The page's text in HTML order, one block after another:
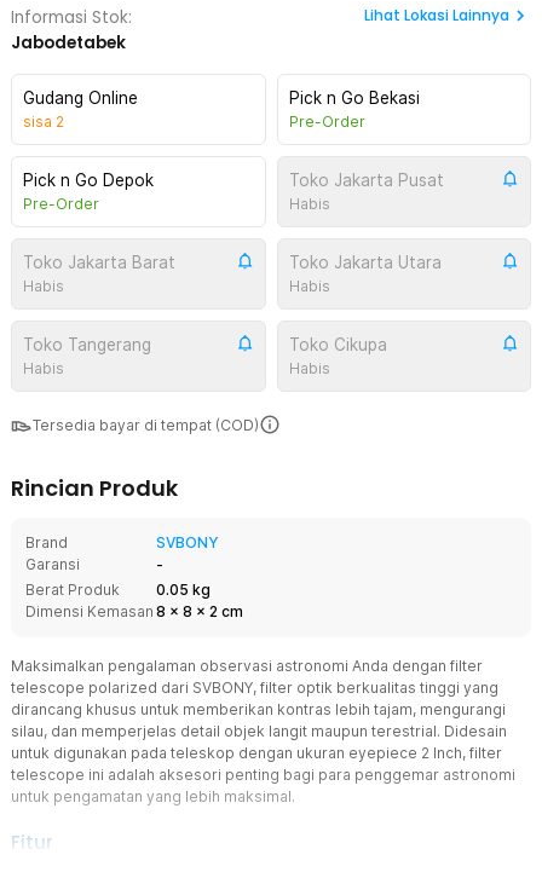
Informasi Stok:
Jabodetabek
Lihat Lokasi Lainnya
Gudang Online
sisa 2
Pick n Go Bekasi
Pre-Order
Pick n Go Depok
Pre-Order
Toko Jakarta Pusat
Habis
Toko Jakarta Barat
Habis
Toko Jakarta Utara
Habis
Toko Tangerang
Habis
Toko Cikupa
Habis
Tersedia bayar di tempat (COD)
Rincian Produk
Brand
SVBONY
Garansi
-
Berat Produk
0.05 kg
Dimensi Kemasan 8 x 8 x 2 cm
Maksimalkan pengalaman observasi astronomi Anda dengan filter
telescope polarized dari SVBONY, filter optik berkualitas tinggi yang
dirancang khusus untuk memberikan kontras lebih tajam, mengurangi
silau, dan memperjelas detail objek langit maupun terestrial. Didesain
untuk digunakan pada teleskop dengan ukuran eyepiece 2 Inch, filter
telescope ini adalah aksesori penting bagi para penggemar astronomi
untuk pengamatan yang lebih maksimal.
Fitur